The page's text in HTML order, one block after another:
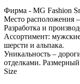
Фирма - MG Fashion
Место расположения
Разработка и
Ассортимент:
шерсти и альпака.
Уникальность –
отделками.
Size